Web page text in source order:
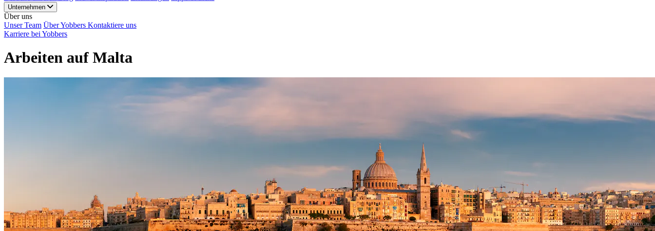
Unternehmen
Über uns
Unser Team Über Yobbers Kontaktiere uns
Karriere bei Yobbers
Arbeiten auf Malta